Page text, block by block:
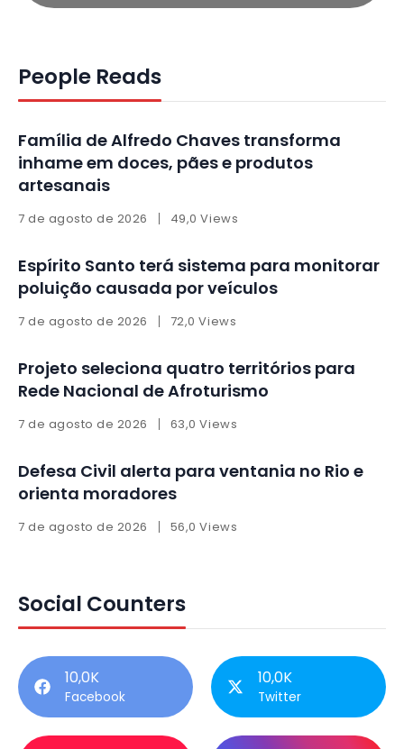
People Reads
Família de Alfredo Chaves transforma
inhame em doces, pães e produtos
artesanais
7 de agosto de 2026 49,0 Views
Espírito Santo terá sistema para monitorar
poluição causada por veículos
7 de agosto de 2026 72,0 Views
Projeto seleciona quatro territórios para
Rede Nacional de Afroturismo
7 de agosto de 2026 63,0 Views
Defesa Civil alerta para ventania no Rio e
orienta moradores
7 de agosto de 2026 56,0 Views
Social Counters
10,0K
Facebook
10,0K
Twitter